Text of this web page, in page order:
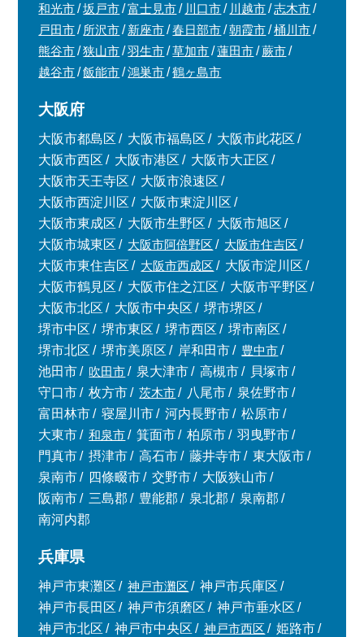
和光市 坂戸市 富士見市 川口市 川越市
志木市
戸田市
所沢市 新座市 春日部市 朝霞市
桶川市
熊谷市
狭山市 羽生市 草加市 蓮田市
蕨市
越谷市
飯能市 鴻巣市 鶴ヶ島市
大阪府
大阪市都島区 大阪市福島区
大阪市此花区
大阪市西区
大阪市港区
大阪市大正区
大阪市天王寺区
大阪市浪速区
大阪市西淀川区
大阪市東淀川区
大阪市東成区
大阪市生野区
大阪市旭区
大阪市城東区
大阪市阿倍野区
大阪市住吉区
大阪市東住吉区
大阪市西成区
大阪市淀川区
大阪市鶴見区
大阪市住之江区
大阪市平野区
大阪市北区
大阪市中央区
堺市堺区
堺市中区
堺市東区 堺市西区
堺市南区
堺市北区
堺市美原区 岸和田市
豊中市
池田市
吹田市 泉大津市 高槻市
貝塚市
守口市
枚方市 茨木市 八尾市
泉佐野市
富田林市
寝屋川市 河内長野市
松原市
大東市
和泉市 箕面市 柏原市
羽曳野市
門真市
摂津市 高石市 藤井寺市
東大阪市
泉南市
四條畷市 交野市
大阪狭山市
阪南市
三島郡 豊能郡 泉北郡
泉南郡
南河内郡
兵庫県
神戸市東灘区 神戸市灘区
神戸市兵庫区
神戸市長田区
神戸市須磨区
神戸市垂水区
神戸市北区
神戸市中央区 神戸市西区
姫路市